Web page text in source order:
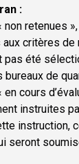
:
non retenues
aux critères
pas été
de
en cours
instruites
instruction,
seront